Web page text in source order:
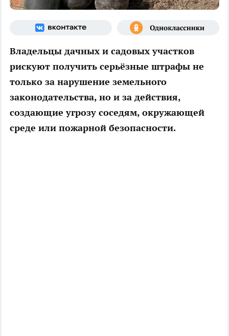
Владельцы дачных и садовых участков
рискуют получить серьёзные штрафы не
только за нарушение земельного
законодательства, но и за действия,
создающие угрозу соседям, окружающей
среде или пожарной безопасности.